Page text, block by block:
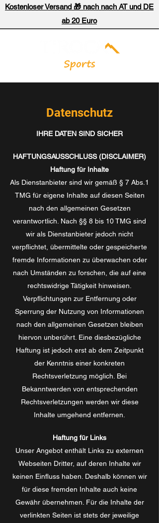
Kostenloser Versand 🎁 nach nach AT und DE
ab 20 Euro
Datenschutz
IHRE DATEN SIND SICHER
HAFTUNGSAUSSCHLUSS (DISCLAIMER)
Haftung für Inhalte
Als Dienstanbieter sind wir gemäß § 7 Abs.1
TMG für eigene Inhalte auf diesen Seiten
nach den allgemeinen Gesetzen
verantwortlich. Nach §§ 8 bis 10 TMG sind
wir als Dienstanbieter jedoch nicht
verpflichtet, übermittelte oder gespeicherte
fremde Informationen zu überwachen oder
nach Umständen zu forschen, die auf eine
rechtswidrige Tätigkeit hinweisen.
Verpflichtungen zur Entfernung oder
Sperrung der Nutzung von Informationen
nach den allgemeinen Gesetzen bleiben
hiervon unberührt. Eine diesbezügliche
Haftung ist jedoch erst ab dem Zeitpunkt
der Kenntnis einer konkreten
Rechtsverletzung möglich. Bei
Bekanntwerden von entsprechenden
Rechtsverletzungen werden wir diese
Inhalte umgehend entfernen.
Haftung für Links
Unser Angebot enthält Links zu externen
Webseiten Dritter, auf deren Inhalte wir
keinen Einfluss haben. Deshalb können wir
für diese fremden Inhalte auch keine
Gewähr übernehmen. Für die Inhalte der
verlinkten Seiten ist stets der jeweilige